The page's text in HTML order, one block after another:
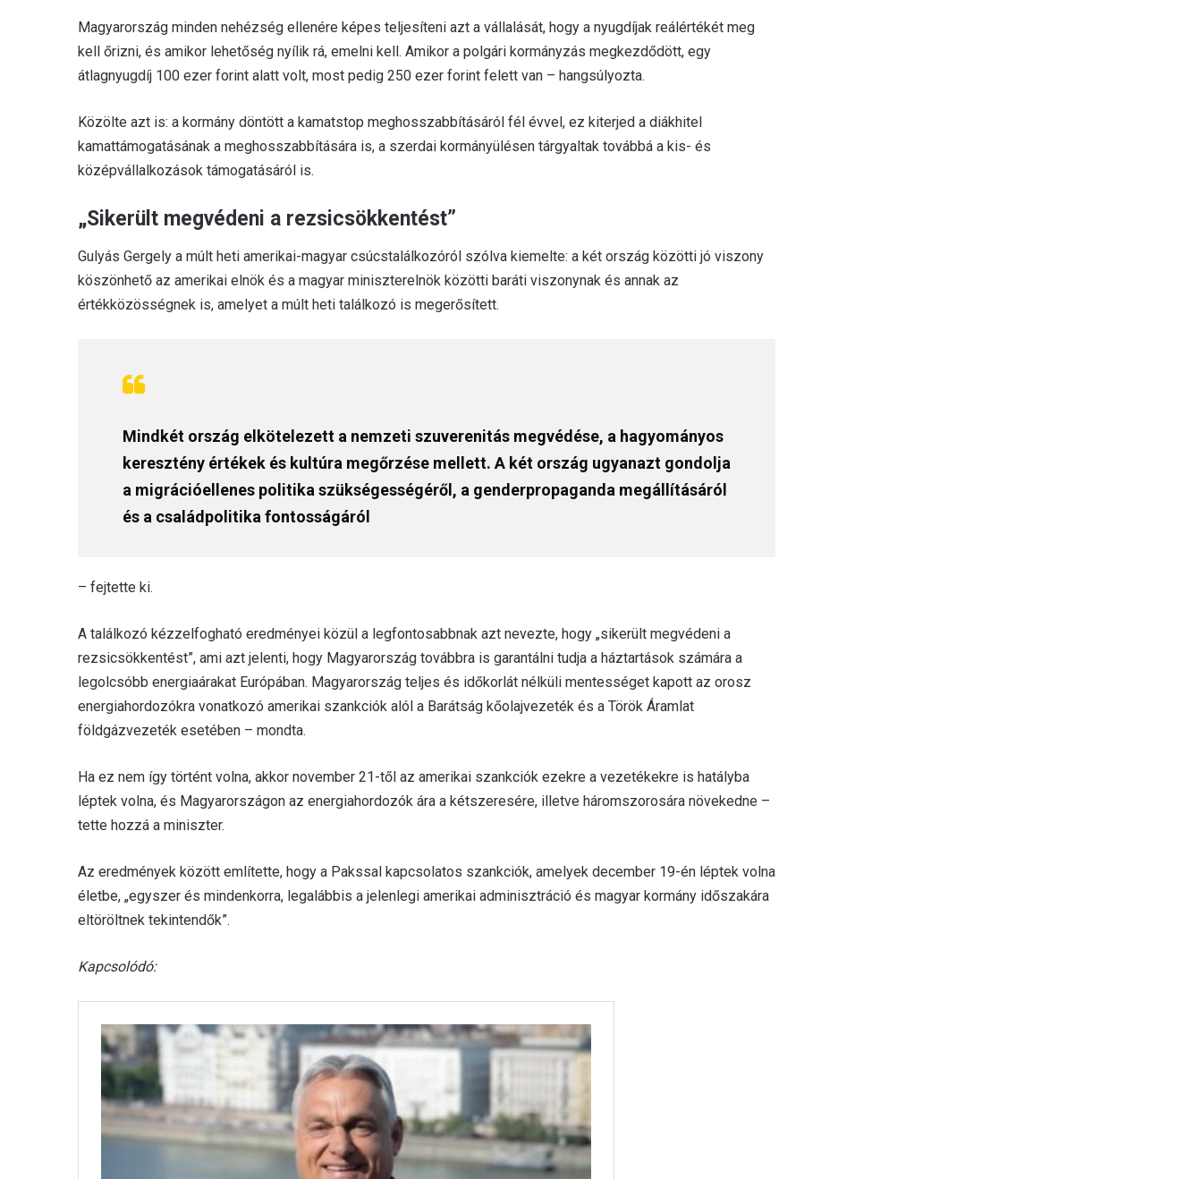
Magyarország minden nehézség ellenére képes teljesíteni azt a vállalását, hogy a nyugdíjak reálértékét meg
kell őrizni, és amikor lehetőség nyílik rá, emelni kell. Amikor a polgári kormányzás megkezdődött, egy
átlagnyugdíj 100 ezer forint alatt volt, most pedig 250 ezer forint felett van – hangsúlyozta.
Közölte azt is: a kormány döntött a kamatstop meghosszabbításáról fél évvel, ez kiterjed a diákhitel
kamattámogatásának a meghosszabbítására is, a szerdai kormányülésen tárgyaltak továbbá a kis- és
középvállalkozások támogatásáról is.
„Sikerült megvédeni a rezsicsökkentést”
Gulyás Gergely a múlt heti amerikai-magyar csúcstalálkozóról szólva kiemelte: a két ország közötti jó viszony
köszönhető az amerikai elnök és a magyar miniszterelnök közötti baráti viszonynak és annak az
értékközösségnek is, amelyet a múlt heti találkozó is megerősített.
Mindkét ország elkötelezett a nemzeti szuverenitás megvédése, a hagyományos
keresztény értékek és kultúra megőrzése mellett. A két ország ugyanazt gondolja
a migrációellenes politika szükségességéről, a genderpropaganda megállításáról
és a családpolitika fontosságáról
– fejtette ki.
A találkozó kézzelfogható eredményei közül a legfontosabbnak azt nevezte, hogy „sikerült megvédeni a
rezsicsökkentést”, ami azt jelenti, hogy Magyarország továbbra is garantálni tudja a háztartások számára a
legolcsóbb energiaárakat Európában. Magyarország teljes és időkorlát nélküli mentességet kapott az orosz
energiahordozókra vonatkozó amerikai szankciók alól a Barátság kőolajvezeték és a Török Áramlat
földgázvezeték esetében – mondta.
Ha ez nem így történt volna, akkor november 21-től az amerikai szankciók ezekre a vezetékekre is hatályba
léptek volna, és Magyarországon az energiahordozók ára a kétszeresére, illetve háromszorosára növekedne –
tette hozzá a miniszter.
Az eredmények között említette, hogy a Pakssal kapcsolatos szankciók, amelyek december 19-én léptek volna
életbe, „egyszer és mindenkorra, legalábbis a jelenlegi amerikai adminisztráció és magyar kormány időszakára
eltöröltnek tekintendők”.
Kapcsolódó: